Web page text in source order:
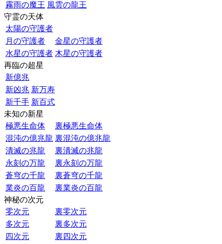
霧雨の魔王 風雲の龍王
守霊の天体
太陽の守護者
月の守護者
金星の守護者
水星の守護者 木星の守護者
再臨の超星
新億兆
新凶兆 新万寿
新千手 新百式
未知の新星
極悪生命体
裏極悪生命体
混沌の億兆龍 裏混沌の億兆龍
潰滅の兆龍
裏潰滅の兆龍
永刻の万龍
裏永刻の万龍
蒼穹の千龍
裏蒼穹の千龍
業炎の百龍
裏業炎の百龍
神秘の次元
零次元
裏零次元
多次元
裏多次元
四次元
裏四次元